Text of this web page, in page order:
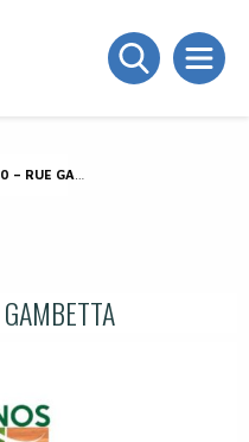
GAMBETTA